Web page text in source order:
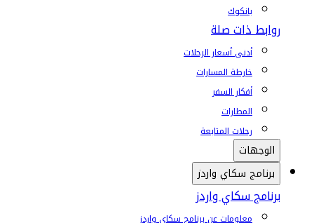
بانكوك
روابط ذات صلة
أدنى أسعار الرحلات
خارطة المسارات
أفكار السفر
المطارات
رحلات المتابعة
الوجهات
برنامج سكاي واردز
برنامج سكاي واردز
معلومات عن برنامج سكاي واردز